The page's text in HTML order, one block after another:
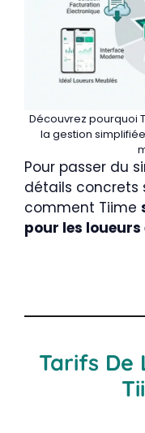
Découvrez pourquoi
la gestion
Pour passer du
détails concrets
comment Tiime
pour les loueurs
Tarifs De